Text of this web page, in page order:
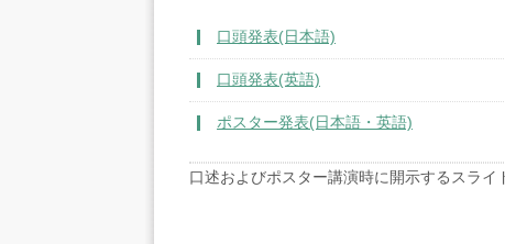
口頭発表(日本語)
口頭発表(英語)
ポスター発表(日本語・英語)
口述およびポスター講演時に開示するスライ